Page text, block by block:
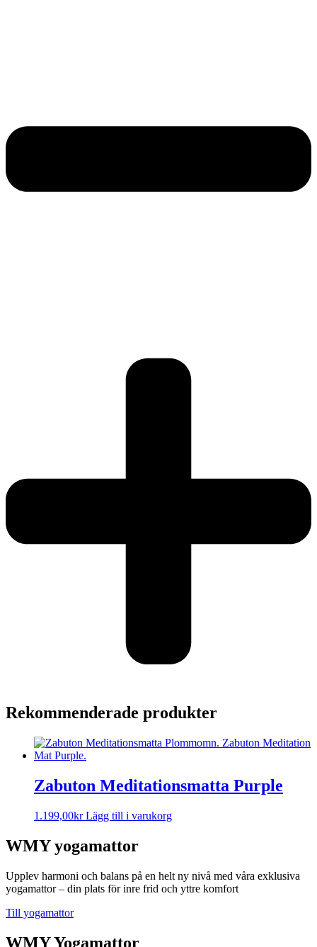
Rekommenderade produkter
Zabuton Meditationsmatta Purple
1.199,00kr Lägg till i varukorg
WMY yogamattor
Upplev harmoni och balans på en helt ny nivå med våra exklusiva
yogamattor – din plats för inre frid och yttre komfort
Till yogamattor
WMY Yogamattor